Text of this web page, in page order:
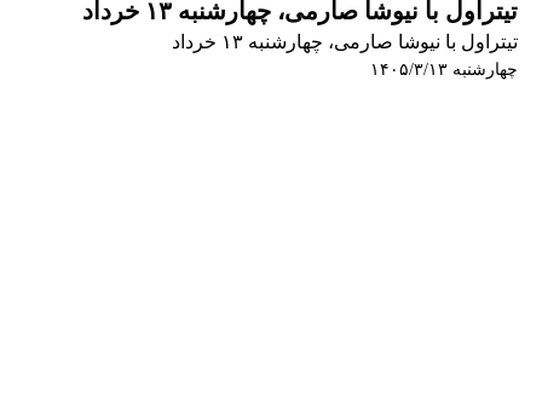
تیتراول با نیوشا صارمی، چهارشنبه ۱۳ خرداد
تیتراول با نیوشا صارمی، چهارشنبه ۱۳ خرداد
چهارشنبه ۱۴۰۵/۳/۱۳